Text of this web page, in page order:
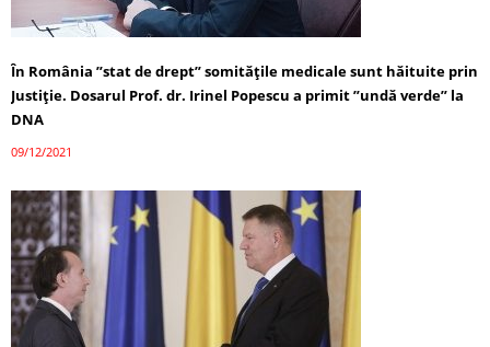
În România ”stat de drept” somitățile medicale sunt hăituite prin
Justiție. Dosarul Prof. dr. Irinel Popescu a primit ”undă verde” la
DNA
09/12/2021